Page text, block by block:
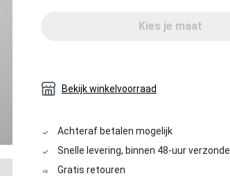
Kies je maat
Bekijk winkelvoorraad
Achteraf betalen mogelijk
Snelle levering, binnen 48-uur
Gratis retouren